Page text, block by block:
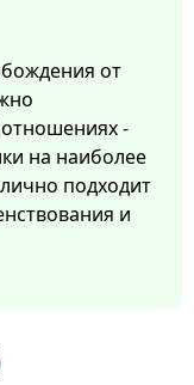
от
-
на наиболее
подходит
и